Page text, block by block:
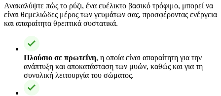
Ανακαλύψτε πώς το ρύζι, ένα ευέλικτο βασικό τρόφιμο, μπορεί να
είναι θεμελιώδες μέρος των γευμάτων σας, προσφέροντας ενέργεια
και απαραίτητα θρεπτικά συστατικά.
Πλούσιο σε πρωτεΐνη, η οποία είναι απαραίτητη για την
ανάπτυξη και αποκατάσταση των μυών, καθώς και για τη
συνολική λειτουργία του σώματος.